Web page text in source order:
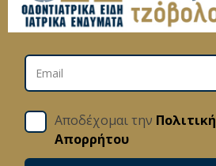
Αποδέχομαι την Πολιτική
Απορρήτου